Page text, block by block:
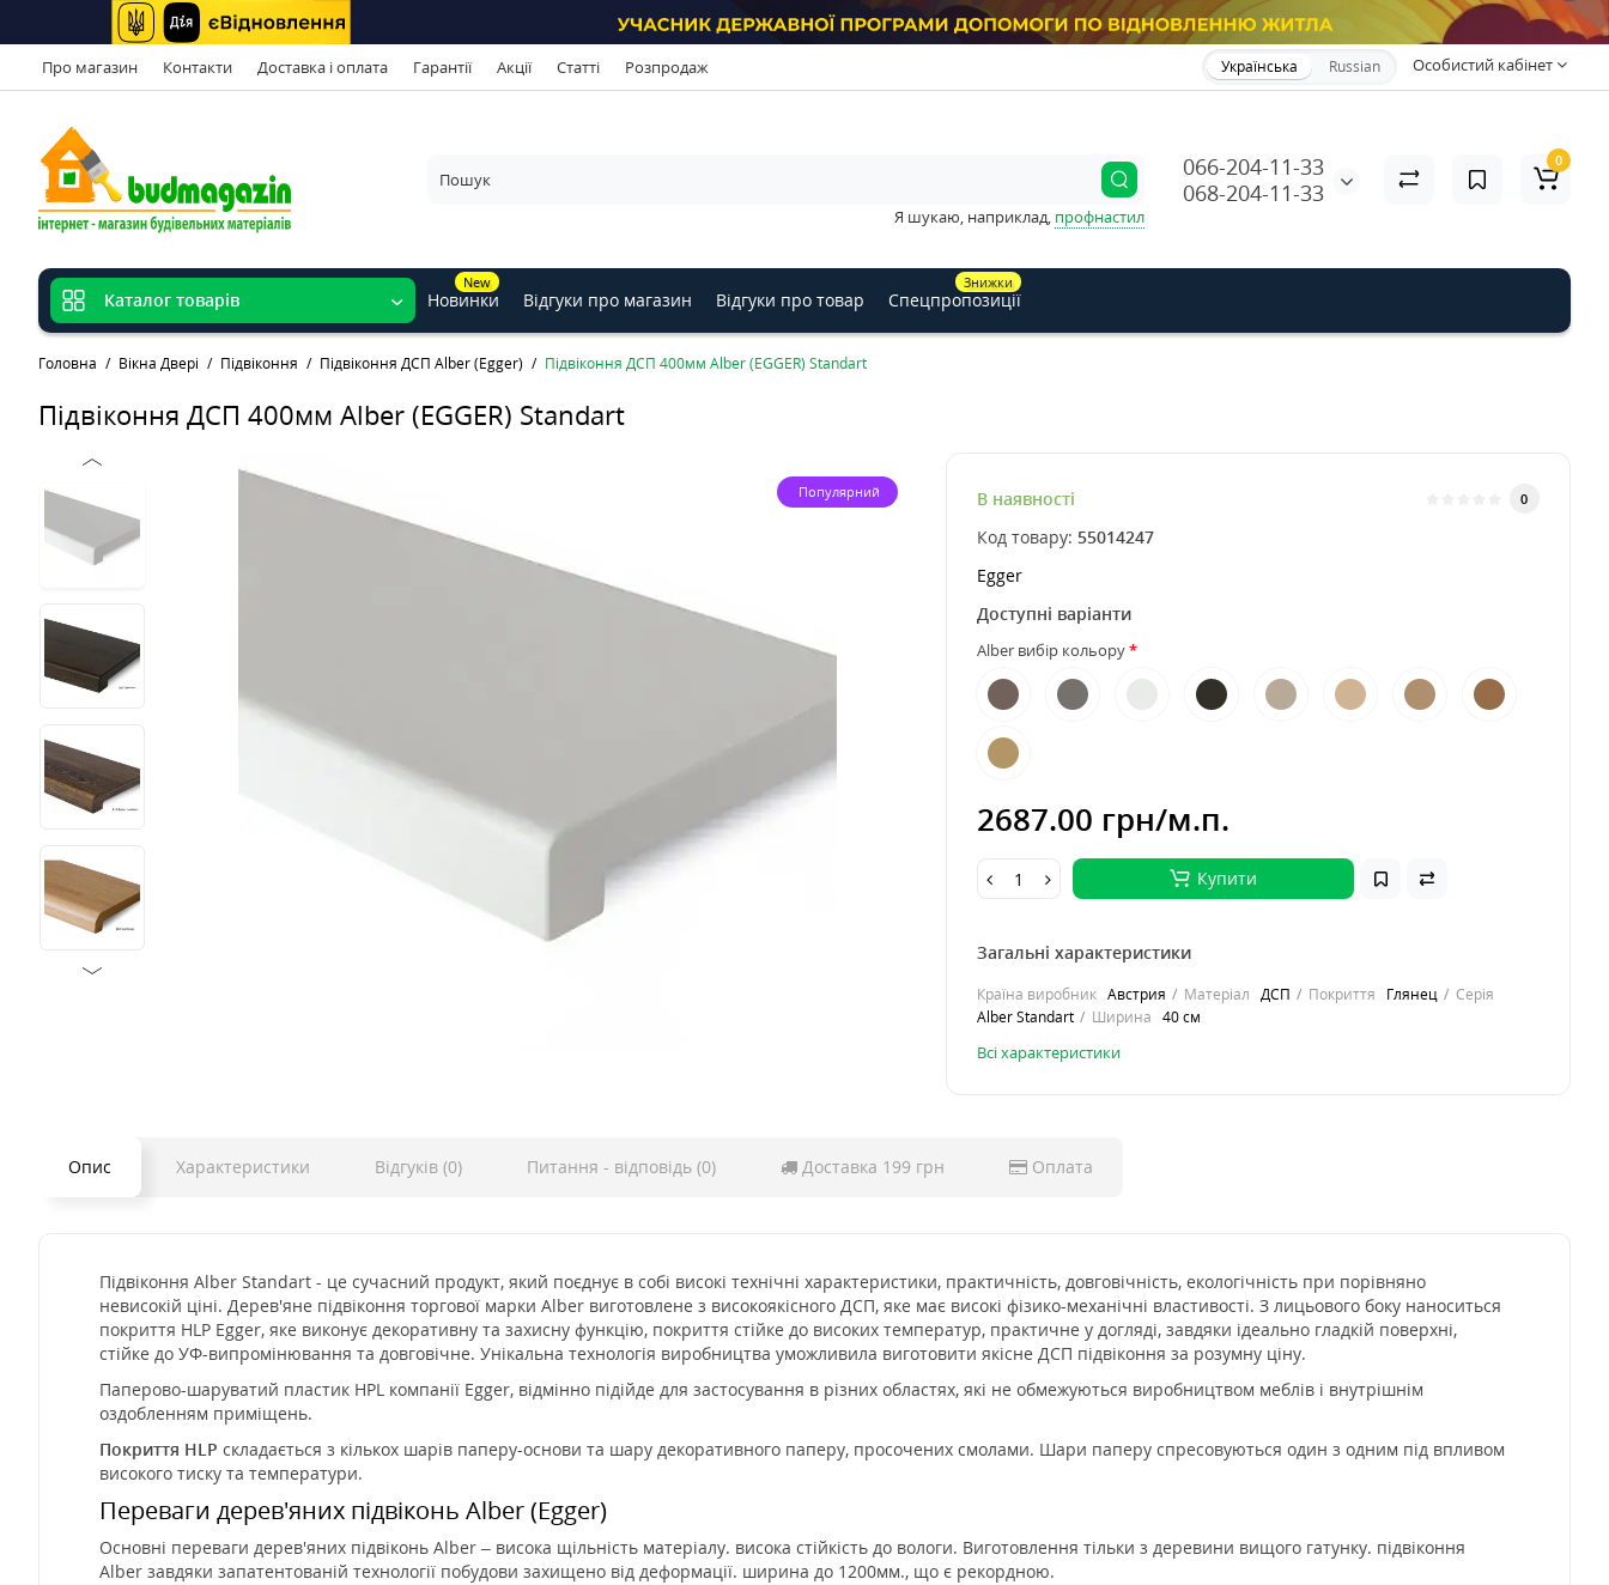
Про магазин Контакти Доставка і оплата Гарантії Акції Статті Розпродаж Особистий кабінет
Українська Russian
066-204-11-33
068-204-11-33
Я шукаю, наприклад, профнастил
0
Головна Вікна Двері Підвіконня Підвіконня ДСП Alber (Egger) Підвіконня ДСП 400мм Alber (EGGER) Standart
Підвіконня ДСП 400мм Alber (EGGER) Standart
Популярний В наявності 0
Код товару: 55014247
Egger
Доступні варіанти
Alber вибір кольору
2687.00 грн/м.п.
Купити
Загальні характеристики
Країна виробник Австрия Матеріал ДСП Покриття Глянец
Серія
Alber Standart
Ширина 40 см
Всі характеристики
Опис Характеристики Відгуків (0) Питання - відповідь (0) Доставка 199 грн Оплата
Підвіконня Alber Standart - це сучасний продукт, який поєднує в собі високі технічні характеристики, практичність, довговічність, екологічність при порівняно
невисокій ціні. Дерев'яне підвіконня торгової марки Alber виготовлене з високоякісного ДСП, яке має високі фізико-механічні властивості. З лицьового боку наноситься
покриття HLP Egger, яке виконує декоративну та захисну функцію, покриття стійке до високих температур, практичне у догляді, завдяки ідеально гладкій поверхні,
стійке до УФ-випромінювання та довговічне. Унікальна технологія виробництва уможливила виготовити якісне ДСП підвіконня за розумну ціну.
Паперово-шаруватий пластик HPL компанії Egger, відмінно підійде для застосування в різних областях, які не обмежуються виробництвом меблів і внутрішнім
оздобленням приміщень.
Покриття HLP складається з кількох шарів паперу-основи та шару декоративного паперу, просочених смолами. Шари паперу спресовуються один з одним під впливом
високого тиску та температури.
Переваги дерев'яних підвіконь Alber (Egger)
Основні переваги дерев'яних підвіконь Alber – висока щільність матеріалу. висока стійкість до вологи. Виготовлення тільки з деревини вищого гатунку. підвіконня
Alber завдяки запатентованій технології побудови захищено від деформації. ширина до 1200мм., що є рекордною.
Каталог товарів
New
Новинки Відгуки про магазин Відгуки про товар
Знижки
Спецпропозиції